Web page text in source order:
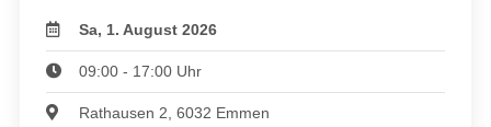
Sa, 1. August 2026
09:00 - 17:00 Uhr
Rathausen 2, 6032 Emmen